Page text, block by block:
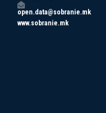
open.data@sobranie.mk
www.sobranie.mk